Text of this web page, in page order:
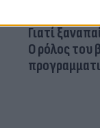
Γιατί
Ο ρόλος του